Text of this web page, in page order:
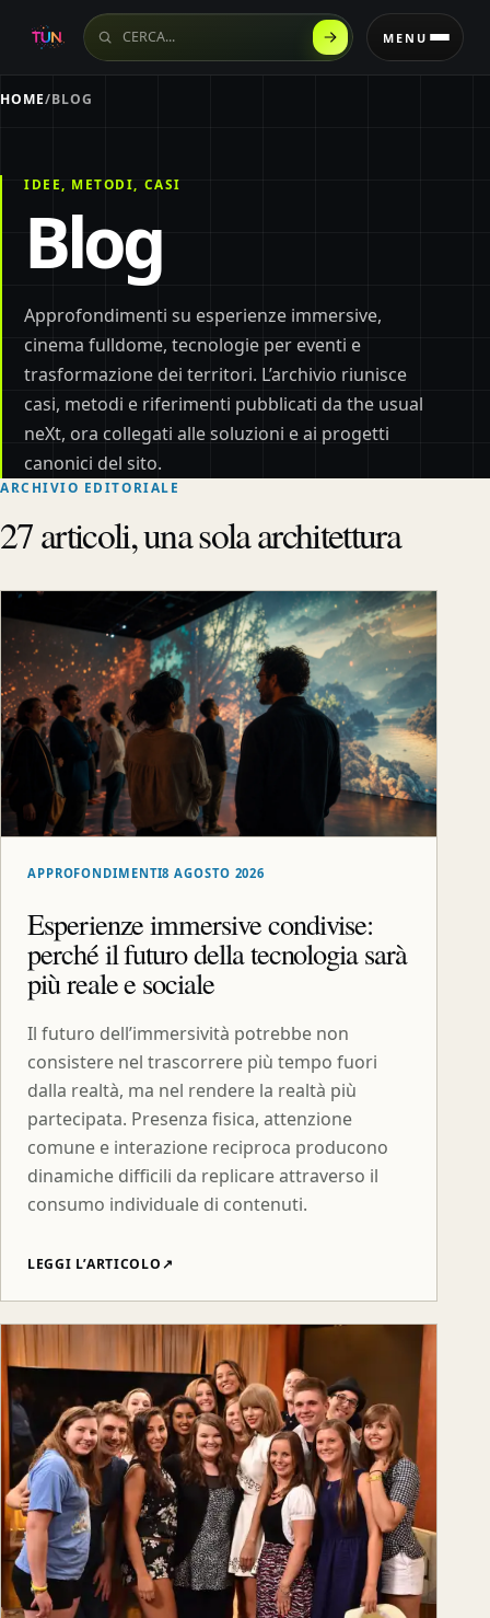
Cerca sul sito MENU
HOME/BLOG
IDEE, METODI, CASI
Blog
Approfondimenti su esperienze immersive,
cinema fulldome, tecnologie per eventi e
trasformazione dei territori. L’archivio riunisce
casi, metodi e riferimenti pubblicati da the usual
neXt, ora collegati alle soluzioni e ai progetti
canonici del sito.
ARCHIVIO EDITORIALE
27 articoli, una sola architettura
APPROFONDIMENTI8 AGOSTO 2026
Esperienze immersive condivise:
perché il futuro della tecnologia sarà
più reale e sociale
Il futuro dell’immersività potrebbe non
consistere nel trascorrere più tempo fuori
dalla realtà, ma nel rendere la realtà più
partecipata. Presenza fisica, attenzione
comune e interazione reciproca producono
dinamiche difficili da replicare attraverso il
consumo individuale di contenuti.
LEGGI L’ARTICOLO↗